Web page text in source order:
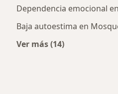
Dependencia emocional
Baja autoestima en
Ver más (14)